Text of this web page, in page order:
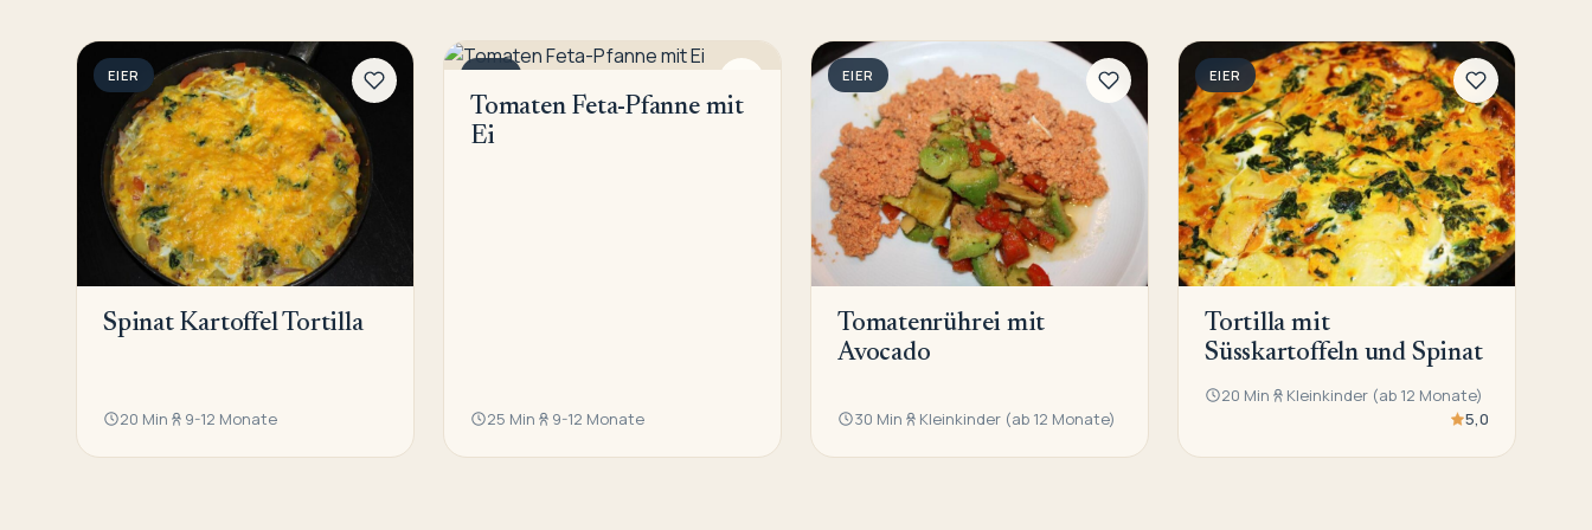
EIER
Spinat Kartoffel Tortilla
20 Min 9-12 Monate
EIER
Tomaten Feta-Pfanne mit
Ei
25 Min 9-12 Monate
EIER
Tomatenrührei mit
Avocado
30 Min Kleinkinder (ab 12 Monate)
EIER
Tortilla mit
Süsskartoffeln und Spinat
20 Min
Kleinkinder (ab 12 Monate)
5,0